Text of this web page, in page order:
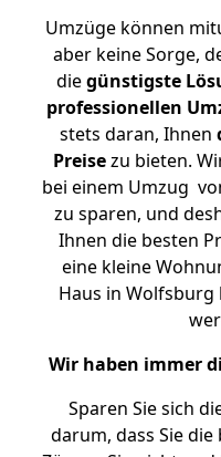
Umzüge können
aber keine Sorge,
diegünstigste
professionellen
stets daran, Ihnen
Preisezu bieten.
bei einem Umzug
zu sparen, und
Ihnen die besten
eine kleine
Haus in Wolfsburg
Wir haben immer
Sparen Sie sich
darum, dass Sie